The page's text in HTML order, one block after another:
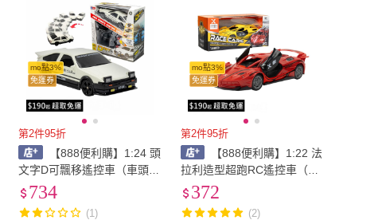
及以上
mo點3%
免運券
第2件95折
【888便利購】1:24 頭
文字D可飄移遙控車（車頭燈
亮/附3.7V充電池/2.4G槍型
734
(1)
mo點3%
免運券
第2件95折
【888便利購】1:22 法
拉利造型超跑RC遙控車（車
頭燈亮/3.7V充電池/時速30公
372
(2)